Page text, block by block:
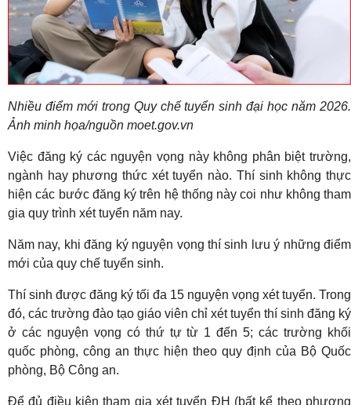
Nhiều điểm mới trong Quy chế tuyển sinh đại học năm 2026.
Ảnh minh họa/nguồn moet.gov.vn
Việc đăng ký các nguyện vọng này không phân biệt trường,
ngành hay phương thức xét tuyển nào. Thí sinh không thực
hiện các bước đăng ký trên hệ thống này coi như không tham
gia quy trình xét tuyển năm nay.
Năm nay, khi đăng ký nguyện vọng thí sinh lưu ý những điểm
mới của quy chế tuyển sinh.
Thí sinh được đăng ký tối đa 15 nguyện vọng xét tuyển. Trong
đó, các trường đào tạo giáo viên chỉ xét tuyển thí sinh đăng ký
ở các nguyện vọng có thứ tự từ 1 đến 5; các trường khối
quốc phòng, công an thực hiện theo quy định của Bộ Quốc
phòng, Bộ Công an.
Để đủ điều kiện tham gia xét tuyển ĐH (bất kể theo phương